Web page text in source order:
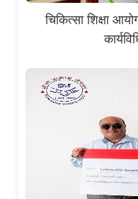
चिकित्सा शिक्षा